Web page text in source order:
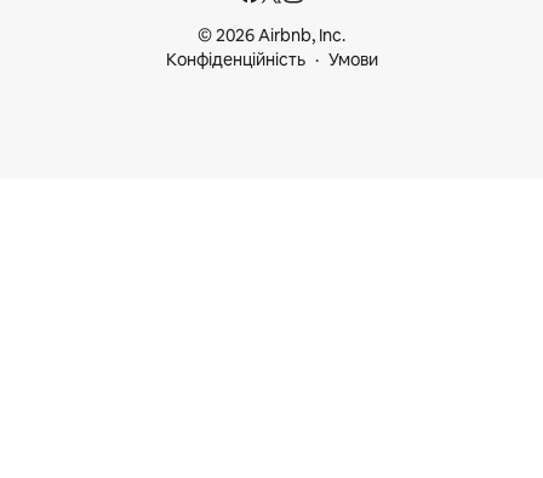
© 2026 Airbnb, Inc.
Конфіденційність
Умови